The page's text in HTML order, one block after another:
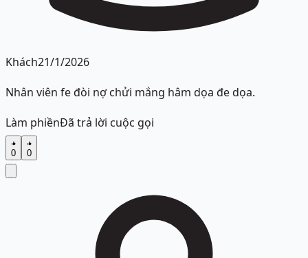
Khách21/1/2026
Nhân viên fe đòi nợ chửi mắng hâm dọa đe dọa.
Làm phiềnĐã trả lời cuộc gọi
0 0